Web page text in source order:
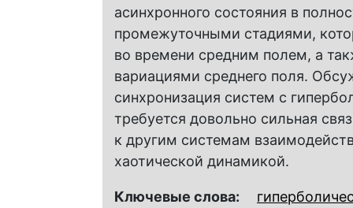
асинхронного состояния в
промежуточными стадиями,
во времени средним полем, а
вариациями среднего поля.
синхронизация систем с
требуется довольно сильная
к другим системам
хаотической динамикой.
Ключевые слова: